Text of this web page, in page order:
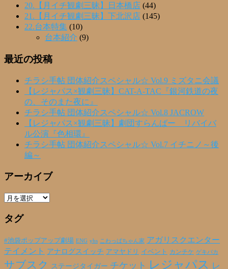
20.【月イチ観劇三昧】日本橋店 (44)
21.【月イチ観劇三昧】下北沢店 (145)
22.台本特集 (10)
台本紹介 (9)
最近の投稿
チラシ手帖 団体紹介スペシャル☆ Vol.9 ミズタニ会議
【レジャパス×観劇三昧】CAT-A-TAC『銀河鉄道の夜
の、そのまた夜に』
チラシ手帖 団体紹介スペシャル☆ Vol.8 JACROW
【レジャパス×観劇三昧】劇団すらんばー リバイバ
ル公演『色相環』
チラシ手帖 団体紹介スペシャル☆ Vol.7 イチニノ～後
編～
アーカイブ
ア
カ
ブ
タグ
#池袋ポップアップ劇場 ENG yhs こわっぱちゃん家 アガリスクエンター
テイメント アナログスイッチ アマヤドリ イベント カンチケ ゲキバカ
サブスク ステージタイガー チケット レジャパス レ